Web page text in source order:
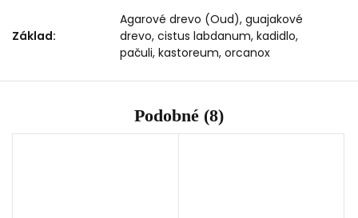
Základ:
Agarové drevo (Oud), guajakové
drevo, cistus labdanum, kadidlo,
pačuli, kastoreum, orcanox
Podobné (8)